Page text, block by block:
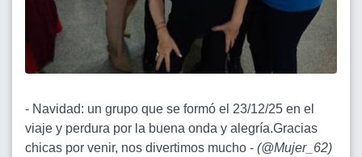
- Navidad: un grupo que se formó el 23/12/25 en el
viaje y perdura por la buena onda y alegría.Gracias
chicas por venir, nos divertimos mucho - (@Mujer_62)